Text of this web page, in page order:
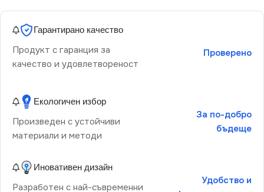
Гарантирано качество
Продукт с гаранция за
качество и удовлетвореност
Проверено
Екологичен избор
Произведен с устойчиви
материали и методи
За по-добро
бъдеще
Иновативен дизайн
Разработен с най-съвременни
Удобство и